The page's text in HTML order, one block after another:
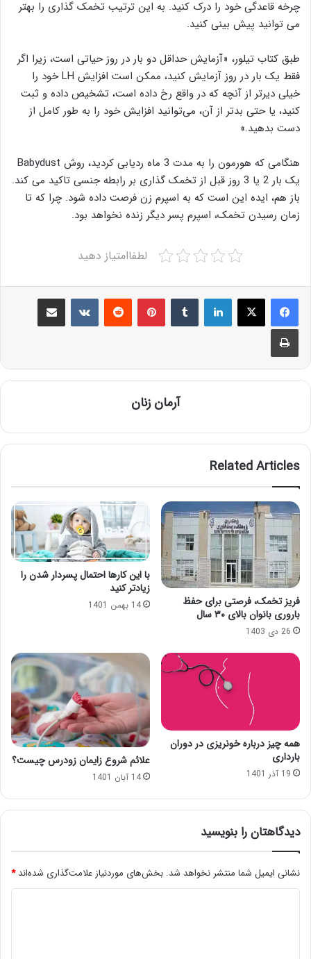
چرخه قاعدگی خود را درک کنید. به این ترتیب تخمک گذاری را بهتر
می توانید پیش بینی کنید.
طبق کتاب تیلور، «آزمایش حداقل دو بار در روز حیاتی است، زیرا اگر
فقط یک بار در روز آزمایش کنید، ممکن است افزایش LH خود را
خیلی دیرتر از آنچه که در واقع رخ داده است، تشخیص داده و ثبت
کنید، یا حتی بدتر از آن، می‌توانید افزایش خود را به طور کامل از
دست بدهید.»
هنگامی که هورمون را به مدت 3 ماه ردیابی کردید، روش Babydust
یک بار 2 یا 3 روز قبل از تخمک گذاری بر رابطه جنسی تاکید می کند.
باز هم، ایده این است که به اسپرم زن فرصت داده شود. چرا که تا
زمان رسیدن تخمک، اسپرم پسر دیگر زنده نخواهد بود.
لطفاامتیاز دهید
LinkedIn
Tumblr
Pinterest
Reddit
VKontakte
Share via Email
Print
آرمان زنان
Related Articles
فریز تخمک، فرصتی برای حفظ
باروری بانوان بالای ۳۰ سال
26 دی 1403
با این کارها احتمال پسردار شدن را
زیادتر کنید
14 بهمن 1401
همه چیز درباره خونریزی در دوران
بارداری
19 آذر 1401
علائم شروع زایمان زودرس چیست؟
14 آبان 1401
دیدگاهتان را بنویسید
نشانی ایمیل شما منتشر نخواهد شد. بخش‌های موردنیاز علامت‌گذاری شده‌اند*